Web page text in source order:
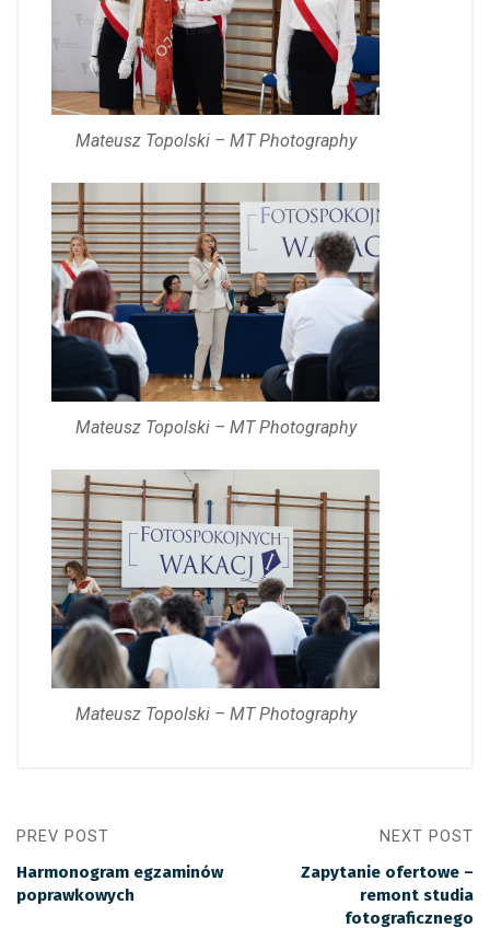
Mateusz Topolski – MT Photography
Mateusz Topolski – MT Photography
Mateusz Topolski – MT Photography
PREV POST
Harmonogram egzaminów
poprawkowych
NEXT POST
Zapytanie ofertowe –
remont studia
fotograficznego